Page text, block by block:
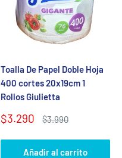
Toalla De Papel Doble Hoja
400 cortes 20x19cm 1
Rollos Giulietta
Precio
venta
$3.290
Precio
$3.990
Añadir al carrito